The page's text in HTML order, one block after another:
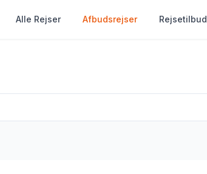
Alle Rejser Afbudsrejser Rejsetilbud